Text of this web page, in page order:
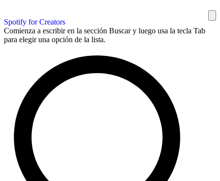
Spotify for Creators
Comienza a escribir en la sección Buscar y luego usa la tecla Tab
para elegir una opción de la lista.